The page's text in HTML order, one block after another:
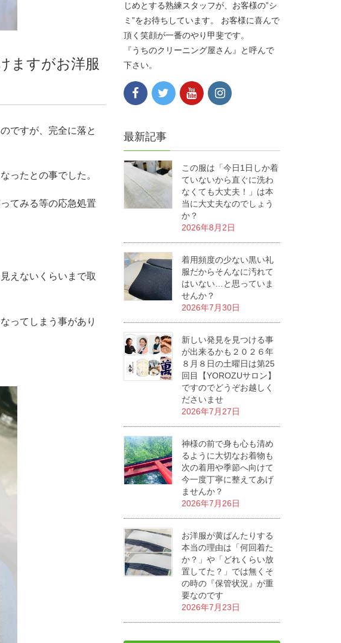
ますがお洋服
ですが、完全に落と
ったとの事でした。
てみる等の応急処置
えないくらいまで取
ってしまう事があり
じめとする熟練スタッフが、お客様の”シ
ミ”をお待ちしています。 お客様に喜んで
頂く笑顔が一番のやり甲斐です。
『うちのクリーニング屋さん』と呼んで
下さい。
最新記事
この服は「今日1日しか着
ていないから直ぐに洗わ
なくても大丈夫！」は本
当に大丈夫なのでしょう
か？
2026年8月2日
着用頻度の少ない黒い礼
服だからそんなに汚れて
はいない…と思っていま
せんか？
2026年7月30日
新しい発見を見つける事
が出来るかも２０２６年
８月８日の土曜日は第25
回目【YOROZUサロン】
ですのでどうぞお越しく
ださいませ
2026年7月27日
神様の前で身も心も清め
るように大切なお着物も
次の着用や季節へ向けて
今一度丁寧に整えてあげ
ませんか？
2026年7月26日
お洋服が黄ばんたりする
本当の理由は「何回着た
か？」や「どれくらい放
置してた？」では無くそ
の時の『保管状況』が重
要なのです
2026年7月23日